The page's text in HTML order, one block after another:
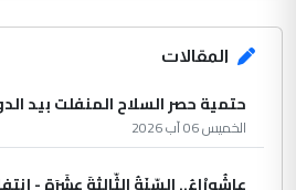
المقالات
حتمية حصر السلاح المنفلت بيد
الخميس 06 آب 2026
عاشُورْاءُ.. السّنَةُ الثّالثةَ عشَرَة -